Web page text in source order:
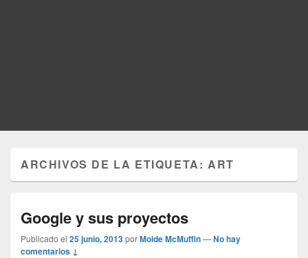
ARCHIVOS DE LA ETIQUETA:ART
Google y sus proyectos
Publicado el 25 junio, 2013porMoide McMuffin—No hay
comentarios ↓